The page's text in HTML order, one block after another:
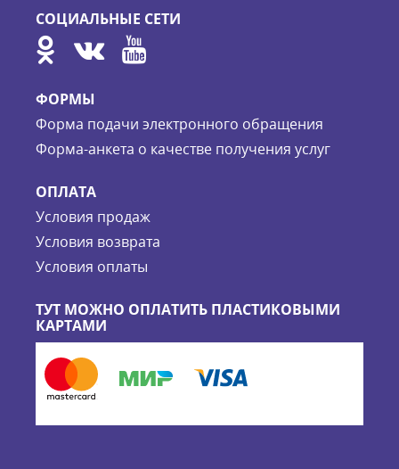
СОЦИАЛЬНЫЕ СЕТИ
ФОРМЫ
Форма подачи электронного обращения
Форма-анкета о качестве получения услуг
ОПЛАТА
Условия продаж
Условия возврата
Условия оплаты
ТУТ МОЖНО ОПЛАТИТЬ ПЛАСТИКОВЫМИ
КАРТАМИ